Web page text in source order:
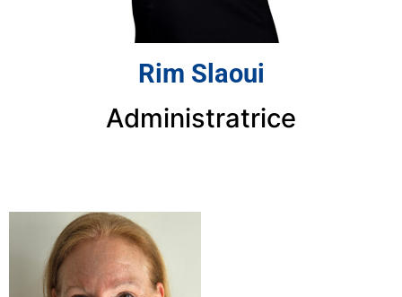
Rim Slaoui
Administratrice